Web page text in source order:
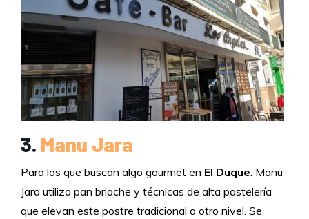
3. Manu Jara
Para los que buscan algo gourmet en El Duque. Manu
Jara utiliza pan brioche y técnicas de alta pastelería
que elevan este postre tradicional a otro nivel. Se